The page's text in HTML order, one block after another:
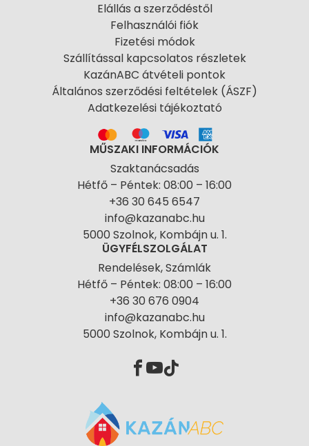
Elállás a szerződéstől
Felhasználói fiók
Fizetési módok
Szállítással kapcsolatos részletek
KazánABC átvételi pontok
Általános szerződési feltételek (ÁSZF)
Adatkezelési tájékoztató
MŰSZAKI INFORMÁCIÓK
Szaktanácsadás
Hétfő – Péntek: 08:00 – 16:00
+36 30 645 6547
info@kazanabc.hu
5000 Szolnok, Kombájn u. 1.
ÜGYFÉLSZOLGÁLAT
Rendelések, Számlák
Hétfő – Péntek: 08:00 – 16:00
+36 30 676 0904
info@kazanabc.hu
5000 Szolnok, Kombájn u. 1.